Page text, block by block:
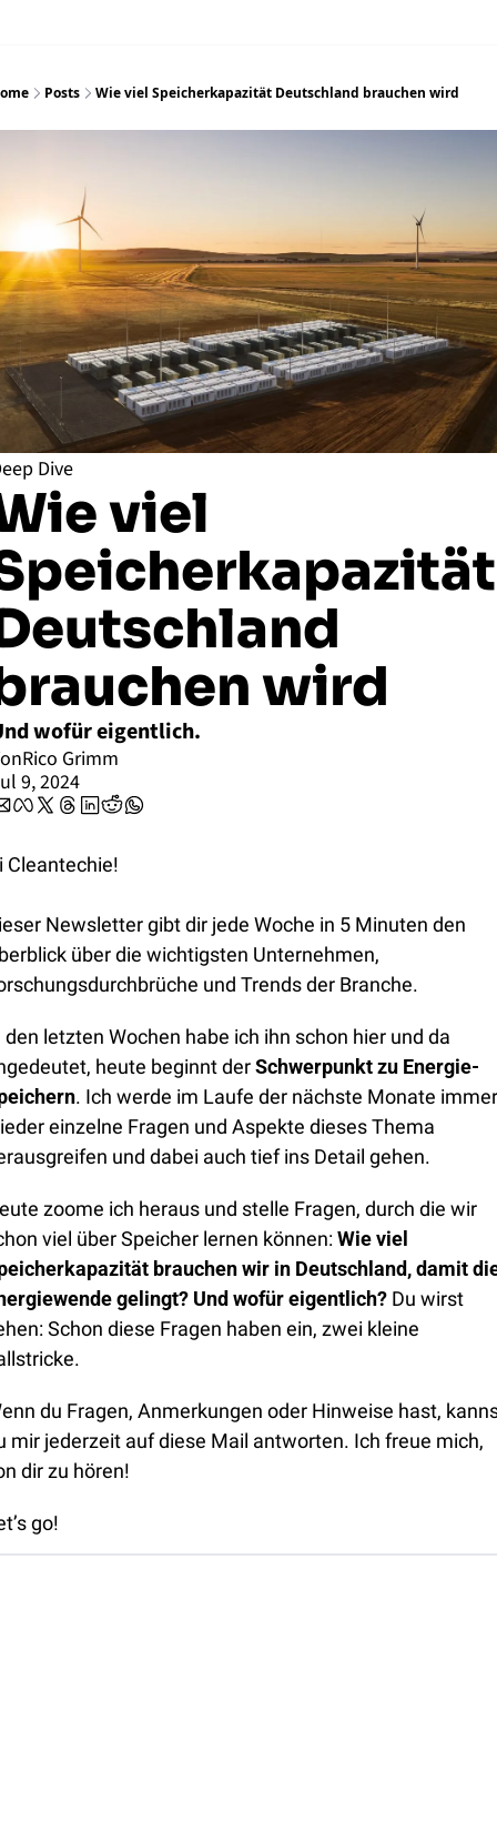
Posts Wie viel Speicherkapazität Deutschland brauchen wird
Dive
viel
wird
wofür eigentlich.
Rico Grimm
9, 2024
Cleantechie!
Newsletter gibt dir jede Woche in 5 Minuten den
über die wichtigsten Unternehmen,
und Trends der Branche.
den letzten Wochen habe ich ihn schon hier und da
heute beginnt der Schwerpunkt zu Energie-
. Ich werde im Laufe der nächste Monate immer
einzelne Fragen und Aspekte dieses Thema
und dabei auch tief ins Detail gehen.
zoome ich heraus und stelle Fragen, durch die wir
viel über Speicher lernen können: Wie viel
brauchen wir in Deutschland, damit
gelingt? Und wofür eigentlich? Du wirst
Schon diese Fragen haben ein, zwei kleine
du Fragen, Anmerkungen oder Hinweise hast,
mir jederzeit auf diese Mail antworten. Ich freue mich,
dir zu hören!
go!